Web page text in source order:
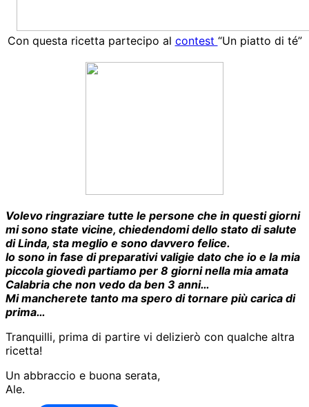
Con questa ricetta partecipo al contest “Un piatto di té”
Volevo ringraziare tutte le persone che in questi giorni
mi sono state vicine, chiedendomi dello stato di salute
di Linda, sta meglio e sono davvero felice.
Io sono in fase di preparativi valigie dato che io e la mia
piccola giovedì partiamo per 8 giorni nella mia amata
Calabria che non vedo da ben 3 anni…
Mi mancherete tanto ma spero di tornare più carica di
prima…
Tranquilli, prima di partire vi delizierò con qualche altra
ricetta!
Un abbraccio e buona serata,
Ale.